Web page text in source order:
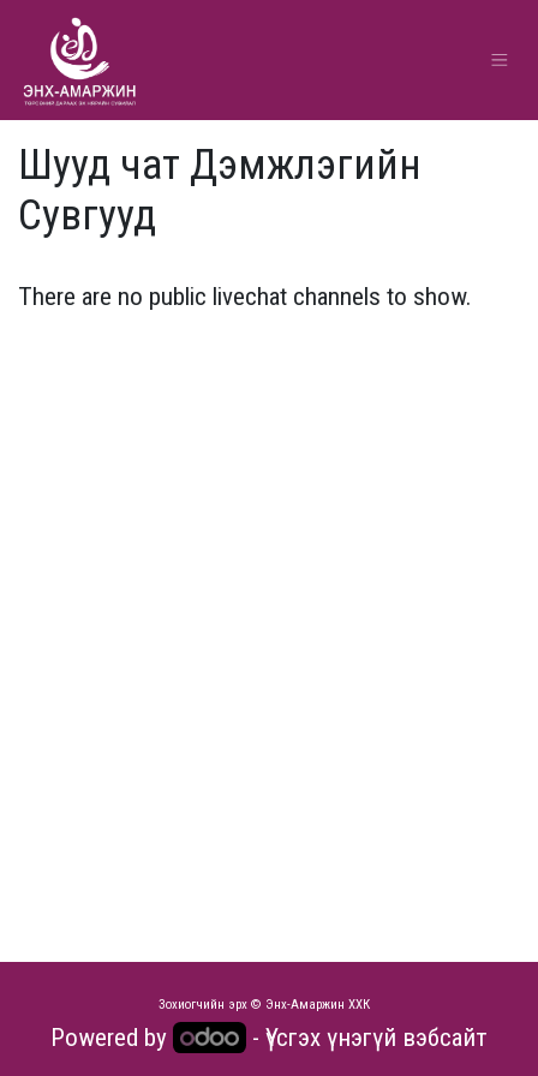
Шууд чат Дэмжлэгийн
Сувгууд
There are no public livechat channels to show.
Зохиогчийн эрх © Энх-Амаржин ХХК
Powered by - Үүсгэхүнэгүй вэбсайт